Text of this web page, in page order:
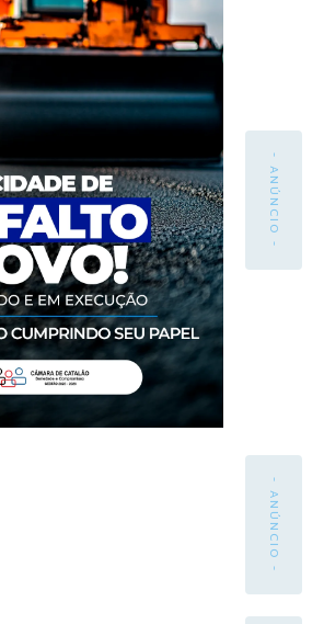
- ANÚNCIO -
- ANÚNCIO -